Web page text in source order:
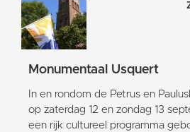
Monumentaal Usquert
In en rondom de Petrus en
op zaterdag 12 en zondag 13
een rijk cultureel programma